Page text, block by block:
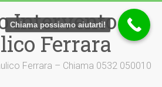
Intervento
Ferrara
Ferrara – Chiama 0532 050010
Chiama possiamo aiutarti!